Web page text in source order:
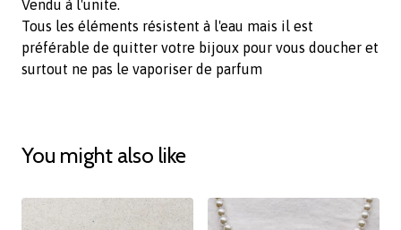
Vendu à l'unite.
Tous les éléments résistent à l'eau mais il est
préférable de quitter votre bijoux pour vous doucher et
surtout ne pas le vaporiser de parfum
You might also like